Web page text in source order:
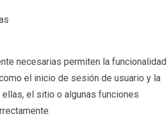
necesarias permiten la funcionalidad
el inicio de sesión de usuario y la
el sitio o algunas funciones